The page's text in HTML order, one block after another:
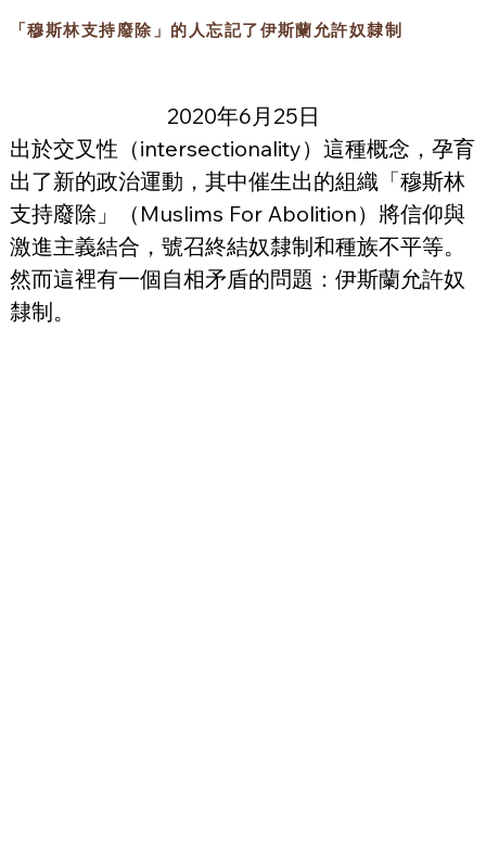
「穆斯林支持廢除」的人忘記了伊斯蘭允許奴隸制
2020年6月25日
出於交叉性（intersectionality）這種概念，孕育
出了新的政治運動，其中催生出的組織「穆斯林
支持廢除」（Muslims For Abolition）將信仰與
激進主義結合，號召終結奴隸制和種族不平等。
然而這裡有一個自相矛盾的問題：伊斯蘭允許奴
隸制。